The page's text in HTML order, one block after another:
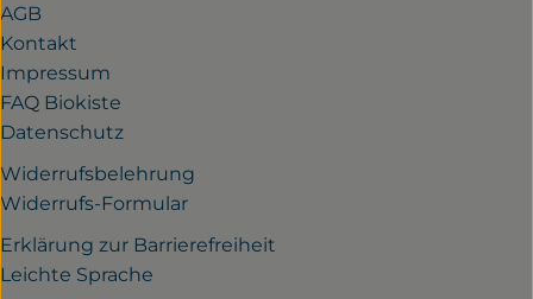
AGB
Kontakt
Impressum
FAQ Biokiste
Datenschutz
Widerrufsbelehrung
Widerrufs-Formular
Erklärung zur Barrierefreiheit
Leichte Sprache